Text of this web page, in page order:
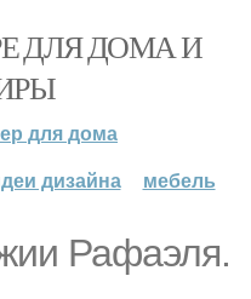
ДЛЯ ДОМА И
для дома
дизайна мебель
Рафаэля.